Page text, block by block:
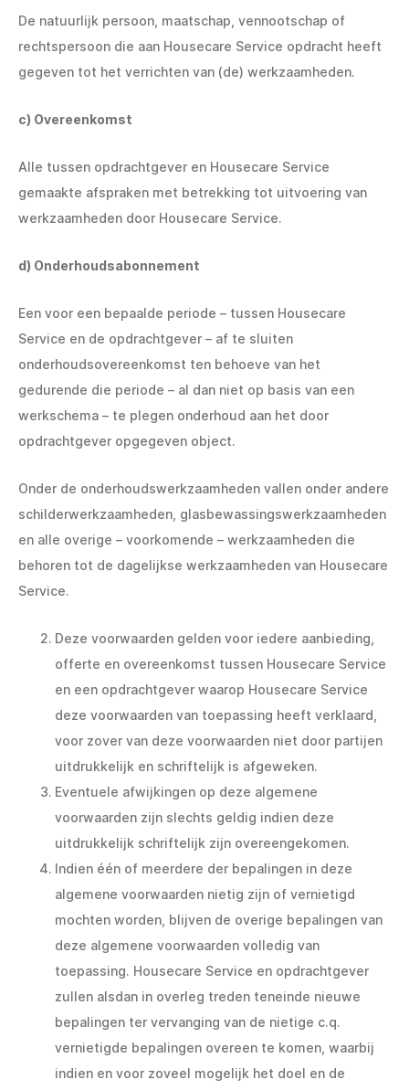
De natuurlijk persoon, maatschap, vennootschap of
rechtspersoon die aan Housecare Service opdracht heeft
gegeven tot het verrichten van (de) werkzaamheden.
c) Overeenkomst
Alle tussen opdrachtgever en Housecare Service
gemaakte afspraken met betrekking tot uitvoering van
werkzaamheden door Housecare Service.
d) Onderhoudsabonnement
Een voor een bepaalde periode – tussen Housecare
Service en de opdrachtgever – af te sluiten
onderhoudsovereenkomst ten behoeve van het
gedurende die periode – al dan niet op basis van een
werkschema – te plegen onderhoud aan het door
opdrachtgever opgegeven object.
Onder de onderhoudswerkzaamheden vallen onder andere
schilderwerkzaamheden, glasbewassingswerkzaamheden
en alle overige – voorkomende – werkzaamheden die
behoren tot de dagelijkse werkzaamheden van Housecare
Service.
Deze voorwaarden gelden voor iedere aanbieding,
offerte en overeenkomst tussen Housecare Service
en een opdrachtgever waarop Housecare Service
deze voorwaarden van toepassing heeft verklaard,
voor zover van deze voorwaarden niet door partijen
uitdrukkelijk en schriftelijk is afgeweken.
Eventuele afwijkingen op deze algemene
voorwaarden zijn slechts geldig indien deze
uitdrukkelijk schriftelijk zijn overeengekomen.
Indien één of meerdere der bepalingen in deze
algemene voorwaarden nietig zijn of vernietigd
mochten worden, blijven de overige bepalingen van
deze algemene voorwaarden volledig van
toepassing. Housecare Service en opdrachtgever
zullen alsdan in overleg treden teneinde nieuwe
bepalingen ter vervanging van de nietige c.q.
vernietigde bepalingen overeen te komen, waarbij
indien en voor zoveel mogelijk het doel en de